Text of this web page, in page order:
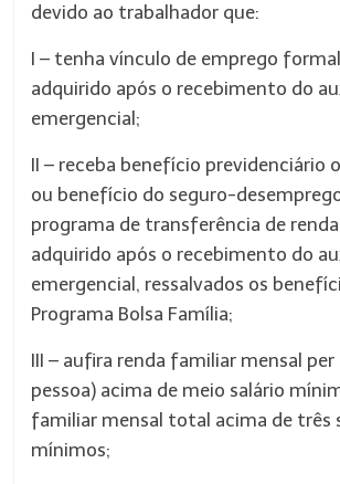
devido ao trabalhador que:
I – tenha vínculo de emprego
adquirido após o recebimento do
emergencial;
II – receba benefício previdenciário
ou benefício do seguro-
programa de transferência de
adquirido após o recebimento do
emergencial, ressalvados os
Programa Bolsa Família;
III – aufira renda familiar mensal
pessoa) acima de meio salário
familiar mensal total acima de três
mínimos;